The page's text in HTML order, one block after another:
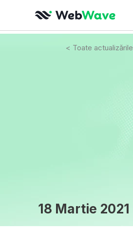
18 Martie 2021
< Toate actualizările